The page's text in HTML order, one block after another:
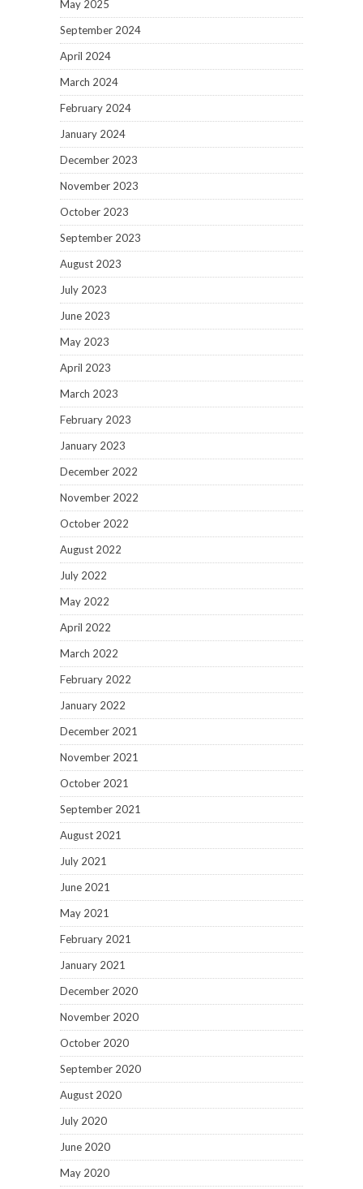
May 2025
September 2024
April 2024
March 2024
February 2024
January 2024
December 2023
November 2023
October 2023
September 2023
August 2023
July 2023
June 2023
May 2023
April 2023
March 2023
February 2023
January 2023
December 2022
November 2022
October 2022
August 2022
July 2022
May 2022
April 2022
March 2022
February 2022
January 2022
December 2021
November 2021
October 2021
September 2021
August 2021
July 2021
June 2021
May 2021
February 2021
January 2021
December 2020
November 2020
October 2020
September 2020
August 2020
July 2020
June 2020
May 2020